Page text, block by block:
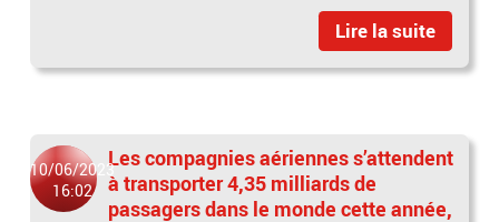
Lire la suite
10/06/2023
16:02
Les compagnies aériennes s’attendent
à transporter 4,35 milliards de
passagers dans le monde cette année,